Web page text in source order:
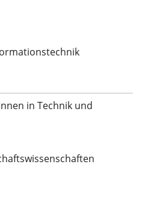
in Technik und